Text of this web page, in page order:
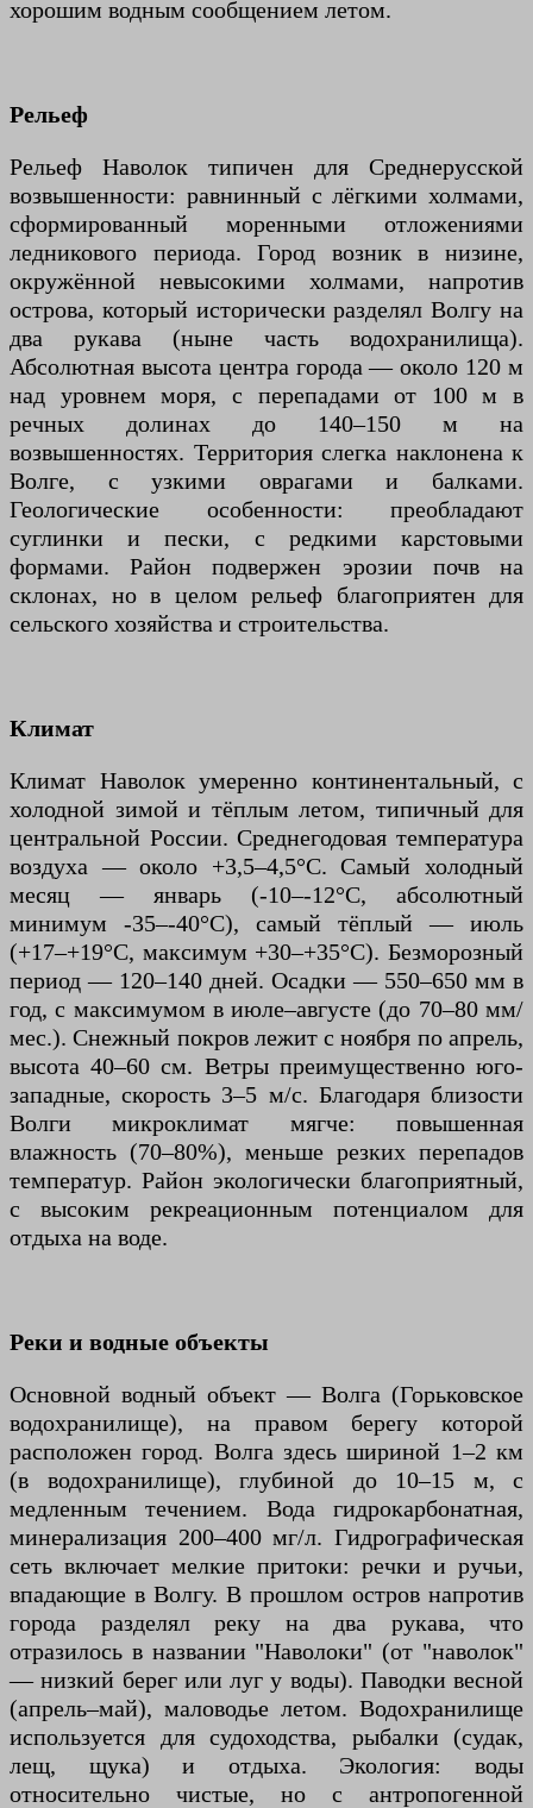
хорошим водным сообщением летом.
Рельеф
Рельеф Наволок типичен для Среднерусской
возвышенности: равнинный с лёгкими холмами,
сформированный моренными отложениями
ледникового периода. Город возник в низине,
окружённой невысокими холмами, напротив
острова, который исторически разделял Волгу на
два рукава (ныне часть водохранилища).
Абсолютная высота центра города — около 120 м
над уровнем моря, с перепадами от 100 м в
речных долинах до 140–150 м на
возвышенностях. Территория слегка наклонена к
Волге, с узкими оврагами и балками.
Геологические особенности: преобладают
суглинки и пески, с редкими карстовыми
формами. Район подвержен эрозии почв на
склонах, но в целом рельеф благоприятен для
сельского хозяйства и строительства.
Климат
Климат Наволок умеренно континентальный, с
холодной зимой и тёплым летом, типичный для
центральной России. Среднегодовая температура
воздуха — около +3,5–4,5°C. Самый холодный
месяц — январь (-10–-12°C, абсолютный
минимум -35–-40°C), самый тёплый — июль
(+17–+19°C, максимум +30–+35°C). Безморозный
период — 120–140 дней. Осадки — 550–650 мм в
год, с максимумом в июле–августе (до 70–80 мм/
мес.). Снежный покров лежит с ноября по апрель,
высота 40–60 см. Ветры преимущественно юго-
западные, скорость 3–5 м/с. Благодаря близости
Волги микроклимат мягче: повышенная
влажность (70–80%), меньше резких перепадов
температур. Район экологически благоприятный,
с высоким рекреационным потенциалом для
отдыха на воде.
Реки и водные объекты
Основной водный объект — Волга (Горьковское
водохранилище), на правом берегу которой
расположен город. Волга здесь шириной 1–2 км
(в водохранилище), глубиной до 10–15 м, с
медленным течением. Вода гидрокарбонатная,
минерализация 200–400 мг/л. Гидрографическая
сеть включает мелкие притоки: речки и ручьи,
впадающие в Волгу. В прошлом остров напротив
города разделял реку на два рукава, что
отразилось в названии "Наволоки" (от "наволок"
— низкий берег или луг у воды). Паводки весной
(апрель–май), маловодье летом. Водохранилище
используется для судоходства, рыбалки (судак,
лещ, щука) и отдыха. Экология: воды
относительно чистые, но с антропогенной